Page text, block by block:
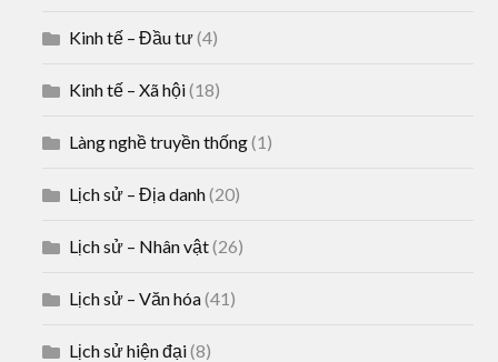
Kinh tế – Đầu tư(4)
Kinh tế – Xã hội(18)
Làng nghề truyền thống(1)
Lịch sử – Địa danh(20)
Lịch sử – Nhân vật(26)
Lịch sử – Văn hóa(41)
Lịch sử hiện đại(8)